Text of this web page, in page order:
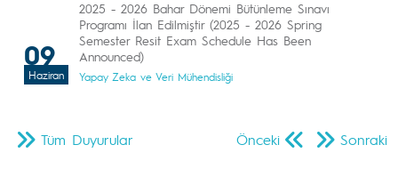
09
Haziran
2025 - 2026 Bahar Dönemi Bütünleme Sınavı
Programı İlan Edilmiştir (2025 - 2026 Spring
Semester Resit Exam Schedule Has Been
Announced)
Yapay Zeka ve Veri Mühendisliği
Önceki Sonraki
Tüm Duyurular